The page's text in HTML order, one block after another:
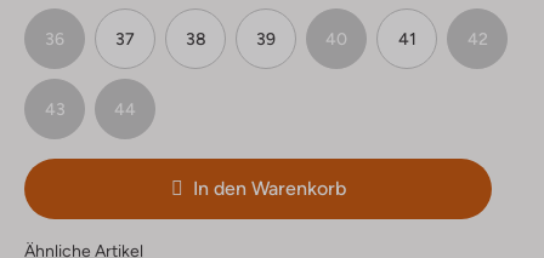
36 37 38 39 40 41 42
43 44
In den Warenkorb
Ähnliche Artikel